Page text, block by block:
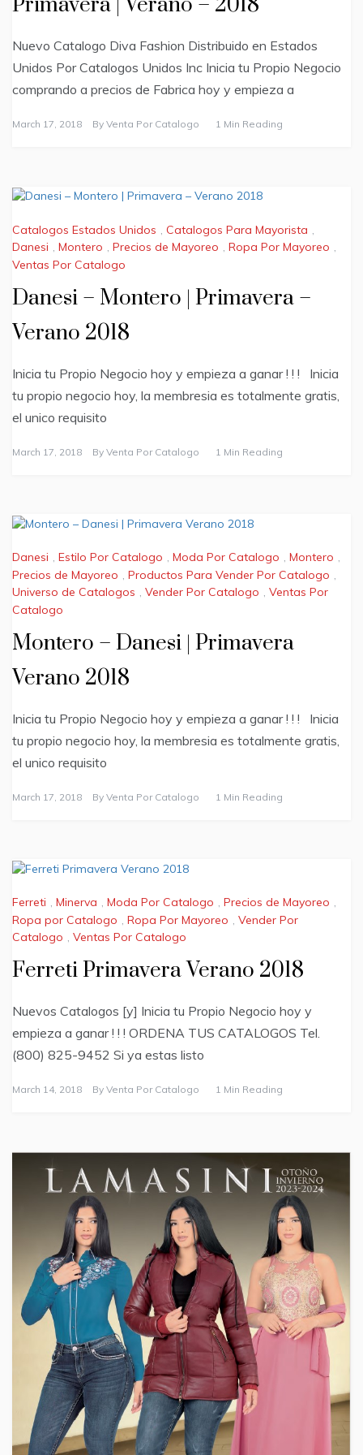
Primavera | Verano – 2018
Nuevo Catalogo Diva Fashion Distribuido en Estados
Unidos Por Catalogos Unidos Inc Inicia tu Propio Negocio
comprando a precios de Fabrica hoy y empieza a
March 17, 2018 By Venta Por Catalogo 1 Min Reading
Catalogos Estados Unidos , Catalogos Para Mayorista ,
Danesi , Montero , Precios de Mayoreo , Ropa Por Mayoreo ,
Ventas Por Catalogo
Danesi – Montero | Primavera –
Verano 2018
Inicia tu Propio Negocio hoy y empieza a ganar ! ! ! Inicia
tu propio negocio hoy, la membresia es totalmente gratis,
el unico requisito
March 17, 2018 By Venta Por Catalogo 1 Min Reading
Danesi , Estilo Por Catalogo , Moda Por Catalogo , Montero ,
Precios de Mayoreo , Productos Para Vender Por Catalogo ,
Universo de Catalogos , Vender Por Catalogo , Ventas Por
Catalogo
Montero – Danesi | Primavera
Verano 2018
Inicia tu Propio Negocio hoy y empieza a ganar ! ! ! Inicia
tu propio negocio hoy, la membresia es totalmente gratis,
el unico requisito
March 17, 2018 By Venta Por Catalogo 1 Min Reading
Ferreti , Minerva , Moda Por Catalogo , Precios de Mayoreo ,
Ropa por Catalogo
Ropa Por Mayoreo
Vender Por
Catalogo , Ventas Por Catalogo
Ferreti Primavera Verano 2018
Nuevos Catalogos [y] Inicia tu Propio Negocio hoy y
empieza a ganar ! ! ! ORDENA TUS CATALOGOS Tel.
(800) 825-9452 Si ya estas listo
March 14, 2018 By Venta Por Catalogo 1 Min Reading